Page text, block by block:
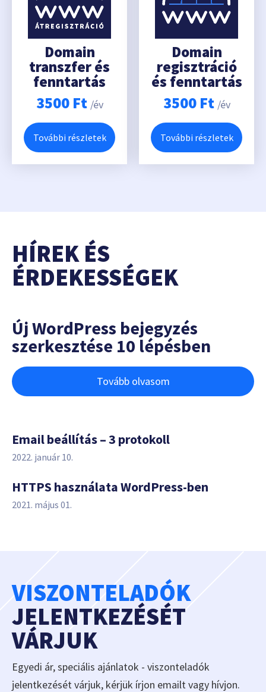
Domain
transzfer és
fenntartás
3500 Ft /év
További részletek
Domain
regisztráció
és fenntartás
3500 Ft /év
További részletek
HÍREK ÉS
ÉRDEKESSÉGEK
Új WordPress bejegyzés
szerkesztése 10 lépésben
Tovább olvasom
Email beállítás – 3 protokoll
2022. január 10.
HTTPS használata WordPress-ben
2021. május 01.
VISZONTELADÓK
JELENTKEZÉSÉT
VÁRJUK
Egyedi ár, speciális ajánlatok - viszonteladók
jelentkezését várjuk, kérjük írjon emailt vagy hívjon.